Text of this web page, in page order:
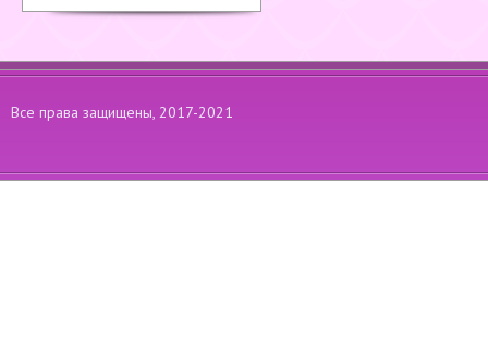
Все права защищены, 2017-2021